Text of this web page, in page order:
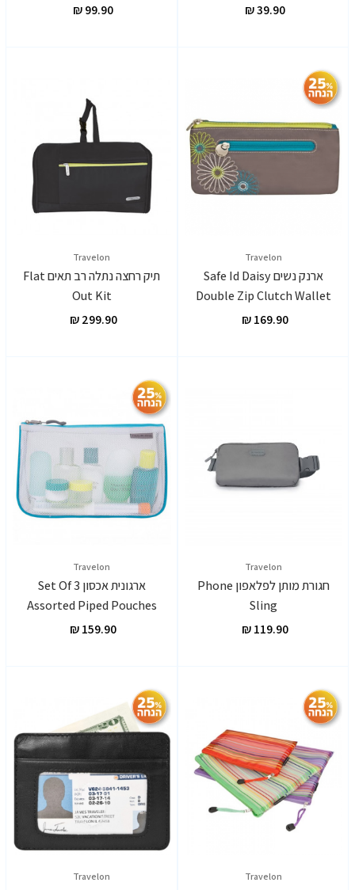
‏39.90 ₪
Travelon
ארנק נשים Safe Id Daisy
Double Zip Clutch Wallet
‏169.90 ₪
Travelon
תיק רחצה נתלה רב תאים Flat
Out Kit
‏299.90 ₪
Travelon
חגורת מותן לפלאפון Phone
Sling
‏119.90 ₪
Travelon
ארגונית אכסון Set Of 3
Assorted Piped Pouches
Travelon
Travelon